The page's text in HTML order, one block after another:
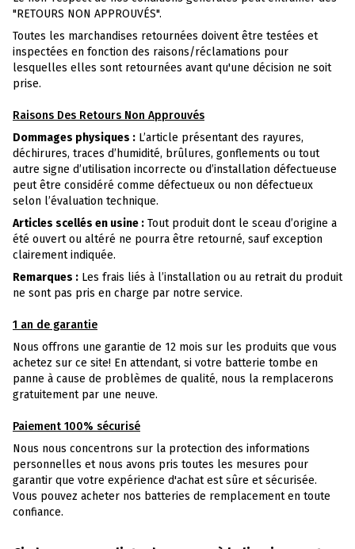
"RETOURS NON APPROUVÉS".
Toutes les marchandises retournées doivent être testées et
inspectées en fonction des raisons/réclamations pour
lesquelles elles sont retournées avant qu'une décision ne soit
prise.
Raisons Des Retours Non Approuvés
Dommages physiques : L’article présentant des rayures,
déchirures, traces d’humidité, brûlures, gonflements ou tout
autre signe d’utilisation incorrecte ou d’installation défectueuse
peut être considéré comme défectueux ou non défectueux
selon l’évaluation technique.
Articles scellés en usine : Tout produit dont le sceau d’origine a
été ouvert ou altéré ne pourra être retourné, sauf exception
clairement indiquée.
Remarques : Les frais liés à l’installation ou au retrait du produit
ne sont pas pris en charge par notre service.
1 an de garantie
Nous offrons une garantie de 12 mois sur les produits que vous
achetez sur ce site! En attendant, si votre batterie tombe en
panne à cause de problèmes de qualité, nous la remplacerons
gratuitement par une neuve.
Paiement 100% sécurisé
Nous nous concentrons sur la protection des informations
personnelles et nous avons pris toutes les mesures pour
garantir que votre expérience d'achat est sûre et sécurisée.
Vous pouvez acheter nos batteries de remplacement en toute
confiance.